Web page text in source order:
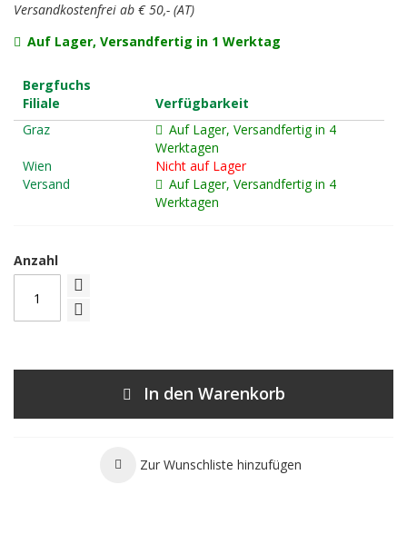
Versandkostenfrei ab € 50,- (AT)
Auf Lager, Versandfertig in 1 Werktag
Bergfuchs
Filiale
Verfügbarkeit
Graz
Auf Lager, Versandfertig in 4
Werktagen
Wien
Nicht auf Lager
Versand
Auf Lager, Versandfertig in 4
Werktagen
Anzahl
In den Warenkorb
Zur Wunschliste hinzufügen